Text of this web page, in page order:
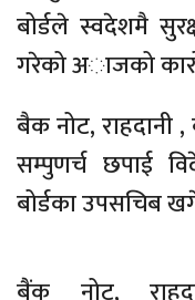
बोर्डले स्वदेशमै
गरेको अाजको
बैक नोट, राहदानी
सम्पुणर्च छपाई
बोर्डका उपसचिब